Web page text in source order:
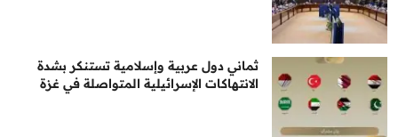
ثماني دول عربية وإسلامية تستنكر بشدة
الانتهاكات الإسرائيلية المتواصلة في غزة